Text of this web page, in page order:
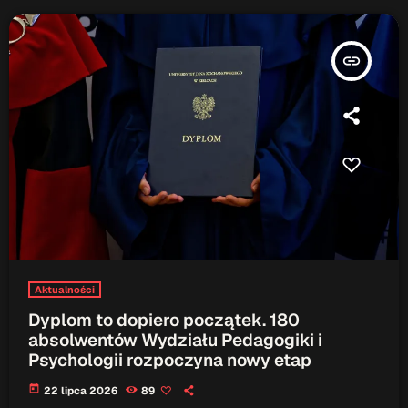
Serwis Informacyjny
14:00 - 14:05
Serwis Informacyjny
18:00 - 18:05
TOP CHART
insert_link
Aktualności
Dyplom to dopiero początek. 180
absolwentów Wydziału Pedagogiki i
Psychologii rozpoczyna nowy etap
today 22 lipca 2026 89